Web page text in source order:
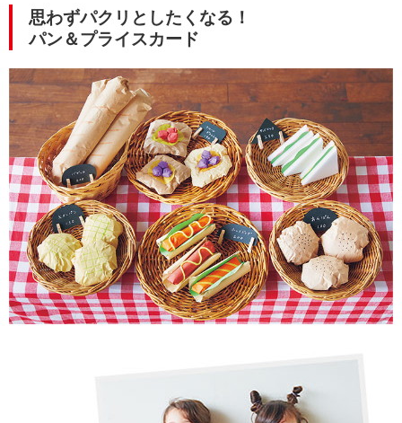
思わずパクリとしたくなる！
パン＆プライスカード